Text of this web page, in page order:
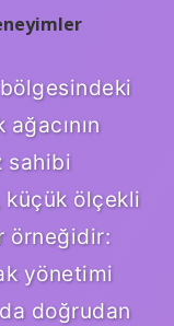
sahibi
küçük ölçekli
örneğidir:
yönetimi
doğrudan